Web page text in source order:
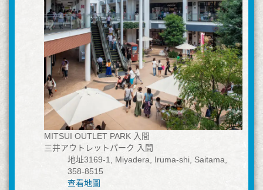
MITSUI OUTLET PARK 入間
三井アウトレットパーク 入間
地址3169-1, Miyadera, Iruma-shi, Saitama,
358-8515
查看地圖